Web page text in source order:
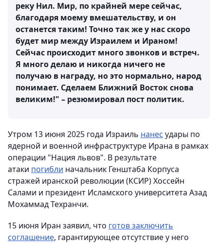
реку Нил. Мир, по крайней мере сейчас,
благодаря моему вмешательству, и он
останется таким! Точно так же у нас скоро
будет мир между Израилем и Ираном!
Сейчас происходит много звонков и встреч.
Я много делаю и никогда ничего не
получаю в награду, но это нормально, народ
понимает. Сделаем Ближний Восток снова
великим!" – резюмировал пост политик.
Утром 13 июня 2025 года Израиль нанес удары по
ядерной и военной инфраструктуре Ирана в рамках
операции "Нация львов". В результате
атаки погибли начальник Генштаба Корпуса
стражей иранской революции (КСИР) Хоссейн
Салами и президент Исламского университета Азад
Мохаммад Техранчи.
15 июня Иран заявил, что готов заключить
соглашение, гарантирующее отсутствие у него